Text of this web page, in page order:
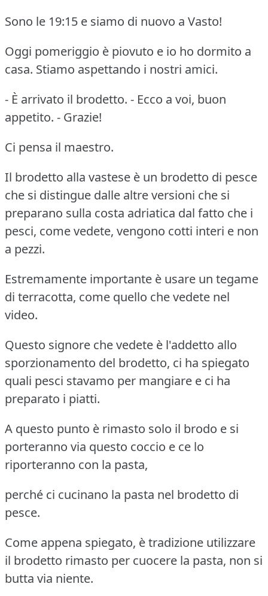
Sono le 19:15 e siamo di nuovo a Vasto!
Oggi pomeriggio è piovuto e io ho dormito a
casa. Stiamo aspettando i nostri amici.
- È arrivato il brodetto. - Ecco a voi, buon
appetito. - Grazie!
Ci pensa il maestro.
Il brodetto alla vastese è un brodetto di pesce
che si distingue dalle altre versioni che si
preparano sulla costa adriatica dal fatto che i
pesci, come vedete, vengono cotti interi e non
a pezzi.
Estremamente importante è usare un tegame
di terracotta, come quello che vedete nel
video.
Questo signore che vedete è l'addetto allo
sporzionamento del brodetto, ci ha spiegato
quali pesci stavamo per mangiare e ci ha
preparato i piatti.
A questo punto è rimasto solo il brodo e si
porteranno via questo coccio e ce lo
riporteranno con la pasta,
perché ci cucinano la pasta nel brodetto di
pesce.
Come appena spiegato, è tradizione utilizzare
il brodetto rimasto per cuocere la pasta, non si
butta via niente.